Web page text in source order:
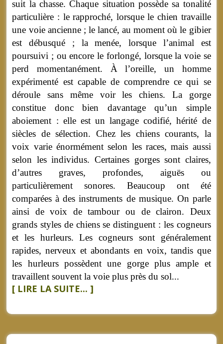
suit la chasse. Chaque situation possède sa tonalité
particulière : le rapproché, lorsque le chien travaille
une voie ancienne ; le lancé, au moment où le gibier
est débusqué ; la menée, lorsque l’animal est
poursuivi ; ou encore le forlongé, lorsque la voie se
perd momentanément. À l’oreille, un homme
expérimenté est capable de comprendre ce qui se
déroule sans même voir les chiens. La gorge
constitue donc bien davantage qu’un simple
aboiement : elle est un langage codifié, hérité de
siècles de sélection. Chez les chiens courants, la
voix varie énormément selon les races, mais aussi
selon les individus. Certaines gorges sont claires,
d’autres graves, profondes, aiguës ou
particulièrement sonores. Beaucoup ont été
comparées à des instruments de musique. On parle
ainsi de voix de tambour ou de clairon. Deux
grands styles de chiens se distinguent : les cogneurs
et les hurleurs. Les cogneurs sont généralement
rapides, nerveux et abondants en voix, tandis que
les hurleurs possèdent une gorge plus ample et
travaillent souvent la voie plus près du sol...
[ LIRE LA SUITE... ]